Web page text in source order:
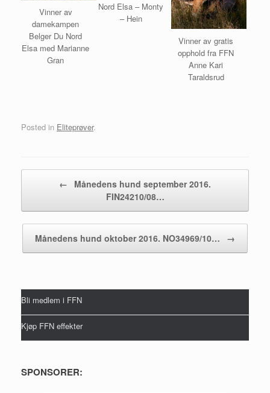
Vinner av
damekampen
Belger Du Nord
Elsa med Marianne
Gran
Nord Elsa – Monty
– Hein
Vinner av gratis
opphold fra FFN
Anne Kari
Taraldsrud
Posted in Eliteprøver.
←
Månedens hund september 2016.
FIN24210/08…
Månedens hund oktober 2016. NO34969/10… →
Bli medlem i FFN
Kjøp FFN effekter
SPONSORER: